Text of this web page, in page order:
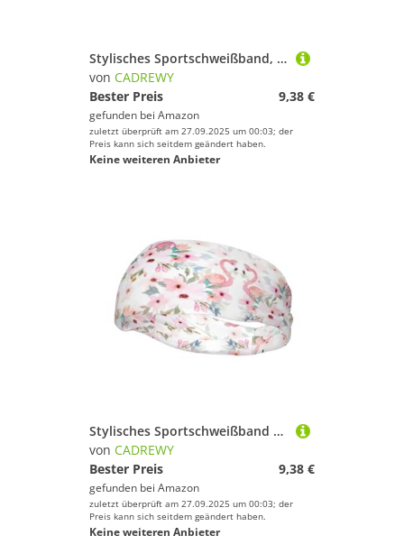
Stylisches Sportschweißband, dehnbar, atmungsaktiv und feuchtigkeitsableitend, für Fitnessstudio, Blau
von CADREWY
Bester Preis
9,38 €
gefunden bei Amazon
zuletzt überprüft am 27.09.2025 um 00:03; der
Preis kann sich seitdem geändert haben.
Keine weiteren Anbieter
Stylisches Sportschweißband mit Blumenmuster und Flamingo-Druck, dehnbar, atmungsaktiv und feuchtigkeitsableitend, Stirnband für das Fitnessstudio
von CADREWY
Bester Preis
9,38 €
gefunden bei Amazon
zuletzt überprüft am 27.09.2025 um 00:03; der
Preis kann sich seitdem geändert haben.
Keine weiteren Anbieter